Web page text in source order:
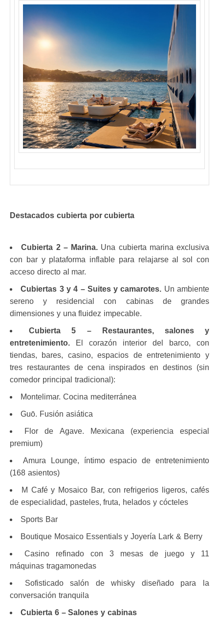
Destacados cubierta por cubierta
Cubierta 2 – Marina. Una cubierta marina exclusiva
con bar y plataforma inflable para relajarse al sol con
acceso directo al mar.
Cubiertas 3 y 4 – Suites y camarotes. Un ambiente
sereno y residencial con cabinas de grandes
dimensiones y una fluidez impecable.
Cubierta 5 – Restaurantes, salones y
entretenimiento.
El corazón interior del barco, con
tiendas, bares, casino, espacios de entretenimiento y
tres restaurantes de cena inspirados en destinos (sin
comedor principal tradicional):
Montelimar. Cocina mediterránea
Guō. Fusión asiática
Flor de Agave. Mexicana (experiencia especial
premium)
Amura Lounge, íntimo espacio de entretenimiento
(168 asientos)
M Café y Mosaico Bar, con refrigerios ligeros, cafés
de especialidad, pasteles, fruta, helados y cócteles
Sports Bar
Boutique Mosaico Essentials y Joyería Lark & Berry
Casino refinado con 3 mesas de juego y 11
máquinas tragamonedas
Sofisticado salón de whisky diseñado para la
conversación tranquila
Cubierta 6 – Salones y cabinas